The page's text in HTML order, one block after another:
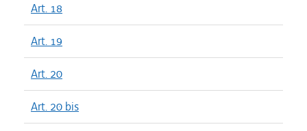
Art. 18
Art. 19
Art. 20
Art. 20 bis